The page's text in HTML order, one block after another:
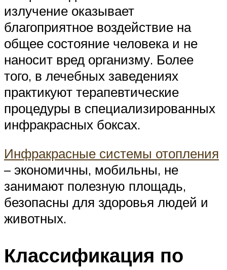
излучение оказывает
благоприятное воздействие на
общее состояние человека и не
наносит вред организму. Более
того, в лечебных заведениях
практикуют терапевтические
процедуры в специализированных
инфракрасных боксах.
Инфракрасные системы отопления
– экономичны, мобильны, не
занимают полезную площадь,
безопасны для здоровья людей и
животных.
Классификация по